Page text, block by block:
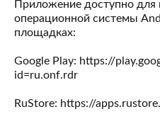
Приложение доступно для
операционной системы
площадках:
Google Play: https://
id=ru.onf.rdr
RuStore: https://